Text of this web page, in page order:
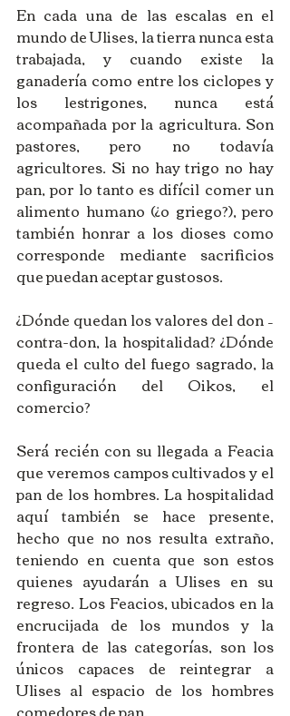
En cada una de las escalas en el
mundo de Ulises, la tierra nunca esta
trabajada, y cuando existe la
ganadería como entre los ciclopes y
los lestrigones, nunca está
acompañada por la agricultura. Son
pastores, pero no todavía
agricultores. Si no hay trigo no hay
pan, por lo tanto es difícil comer un
alimento humano (¿o griego?), pero
también honrar a los dioses como
corresponde mediante sacrificios
que puedan aceptar gustosos.
¿Dónde quedan los valores del don –
contra-don, la hospitalidad? ¿Dónde
queda el culto del fuego sagrado, la
configuración del Oikos, el
comercio?
Será recién con su llegada a Feacia
que veremos campos cultivados y el
pan de los hombres. La hospitalidad
aquí también se hace presente,
hecho que no nos resulta extraño,
teniendo en cuenta que son estos
quienes ayudarán a Ulises en su
regreso. Los Feacios, ubicados en la
encrucijada de los mundos y la
frontera de las categorías, son los
únicos capaces de reintegrar a
Ulises al espacio de los hombres